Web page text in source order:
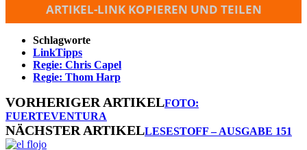
ARTIKEL-LINK KOPIEREN UND TEILEN
Schlagworte
LinkTipps
Regie: Chris Capel
Regie: Thom Harp
VORHERIGER ARTIKELFOTO:
FUERTEVENTURA
NÄCHSTER ARTIKELLESESTOFF – AUSGABE 151